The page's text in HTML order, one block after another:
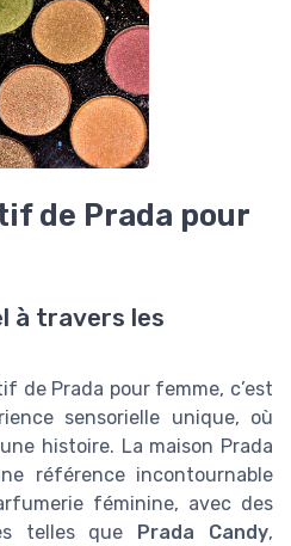
de Prada pour
à travers les
de Prada pour femme, c’est
sensorielle unique, où
histoire. La maison Prada
référence incontournable
féminine, avec des
telles que Prada Candy,